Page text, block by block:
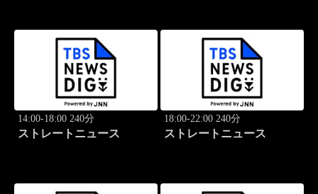
14:00-18:00 240分
ストレートニュース
18:00-22:00 240分
ストレートニュース